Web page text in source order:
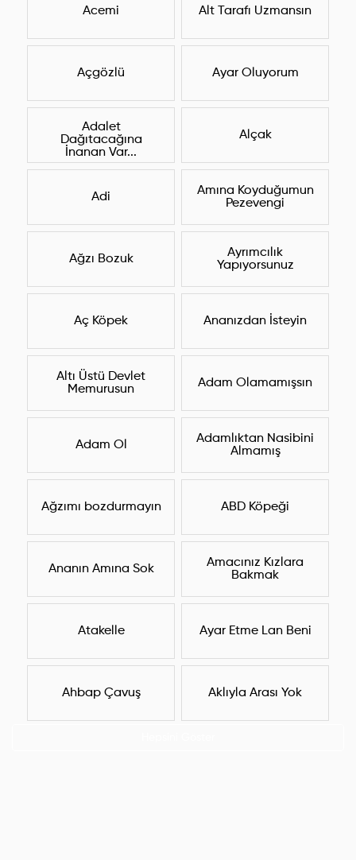
Acemi Alt Tarafı Uzmansın
Açgözlü Ayar Oluyorum
Adalet
Dağıtacağına
İnanan Var...
Alçak
Adi
Amına Koyduğumun
Pezevengi
Ağzı Bozuk
Ayrımcılık
Yapıyorsunuz
Aç Köpek Ananızdan İsteyin
Altı Üstü Devlet
Memurusun
Adam Olamamışsın
Adam Ol
Adamlıktan Nasibini
Almamış
Ağzımı bozdurmayın ABD Köpeği
Ananın Amına Sok
Amacınız Kızlara
Bakmak
Atakelle Ayar Etme Lan Beni
Ahbap Çavuş Aklıyla Arası Yok